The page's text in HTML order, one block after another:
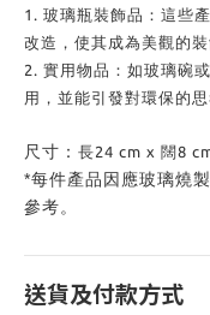
1. 玻璃瓶裝飾品：這些
改造，使其成為美觀的
2. 實用物品：如玻璃碗
用，並能引發對環保的思
尺寸： 長24 cm x 闊8
*每件產品因應玻璃燒
參考。
送貨及付款方式